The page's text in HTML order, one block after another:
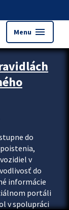
Menu menu
do
v
do
informácie
portáli
v spolupráci